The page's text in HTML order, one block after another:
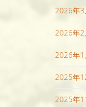
2026年3
2026年2
2026年1
2025年
2025年